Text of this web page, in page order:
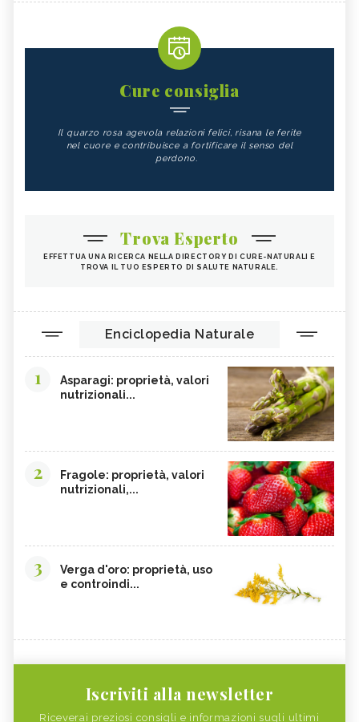
Cure consiglia
Il quarzo rosa agevola relazioni felici, risana le ferite
nel cuore e contribuisce a fortificare il senso del
perdono.
Trova Esperto
EFFETTUA UNA RICERCA NELLA DIRECTORY DI CURE-NATURALI E
TROVA IL TUO ESPERTO DI SALUTE NATURALE.
Enciclopedia Naturale
1
Asparagi: proprietà, valori
nutrizionali...
2
Fragole: proprietà, valori
nutrizionali,...
3
Verga d'oro: proprietà, uso
e controindi...
Iscriviti alla newsletter
Riceverai preziosi consigli e informazioni sugli ultimi